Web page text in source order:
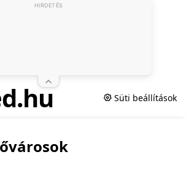
Süti beállítások
HIRDETÉS